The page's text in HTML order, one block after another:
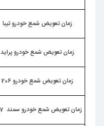
زمان تعویض شمع خودرو تیبا
زمان تعویض شمع خودرو پراید
زمان تعویض شمع خودرو 206
زمان تعویض شمع خودرو سمند